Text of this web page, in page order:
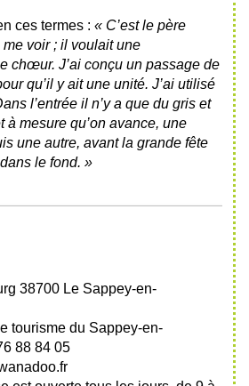
ces termes : « C’est le père
voir ; il voulait une
chœur. J’ai conçu un passage de
qu’il y ait une unité. J’ai utilisé
l’entrée il n’y a que du gris et
à mesure qu’on avance, une
une autre, avant la grande fête
le fond. »
38700 Le Sappey-en-
tourisme du Sappey-en-
88 84 05